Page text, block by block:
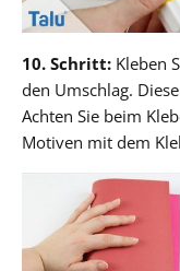
10. Schritt: Kleben
den Umschlag.
Achten Sie beim
Motiven mit dem